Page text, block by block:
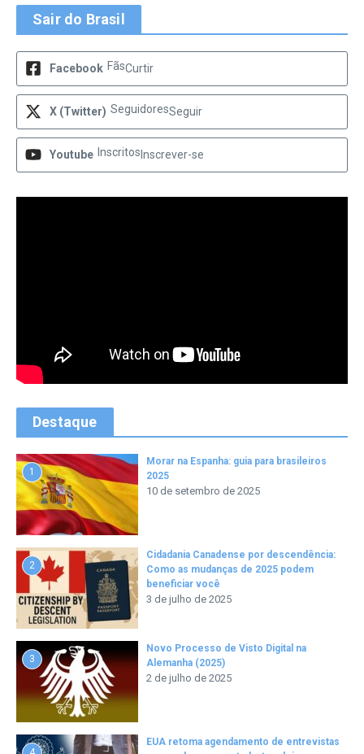
Sair do Brasil
Facebook FãsCurtir
X (Twitter) SeguidoresSeguir
Youtube Inscritos Inscrever-se
Destaque
1
Morar na Espanha: guia para brasileiros
2025
10 de setembro de 2025
2
Cidadania Canadense por descendência:
Como as mudanças de 2025 podem
beneficiar você
3 de julho de 2025
3
Novo Processo de Visto Digital na
Alemanha (2025)
2 de julho de 2025
EUA retoma agendamento de entrevistas